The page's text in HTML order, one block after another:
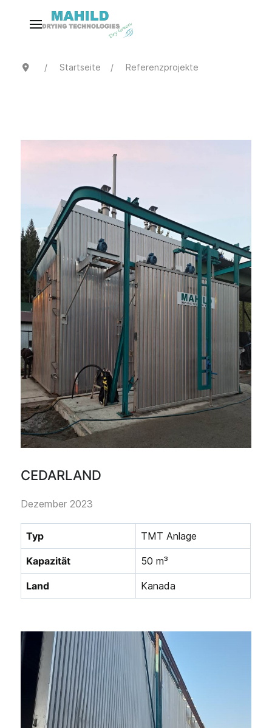
Startseite Referenzprojekte
CEDARLAND
Dezember 2023
Typ TMT Anlage
Kapazität 50 m³
Land Kanada